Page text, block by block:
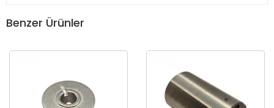
Benzer Ürünler